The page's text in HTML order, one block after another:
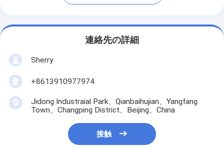
連絡先の詳細
Sherry
+8613910977974
Jidong Industraial Park、Qianbaihujian、Yangfang
Town、Changping District、Beijing、China
接触